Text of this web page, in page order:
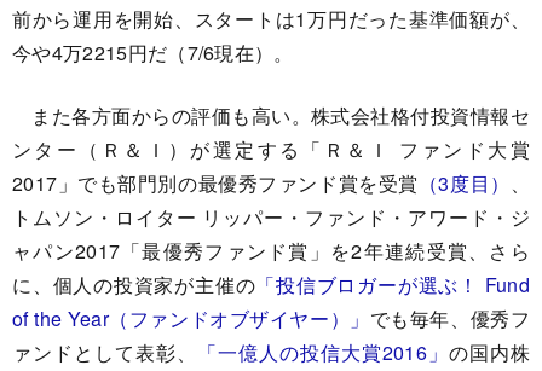
前から運用を開始、スタートは1万円だった基準価額が、
今や4万2215円だ（7/6現在）。
また各方面からの評価も高い。株式会社格付投資情報セ
ンター（Ｒ＆Ｉ）が選定する「Ｒ＆Ｉ ファンド大賞
2017」でも部門別の最優秀ファンド賞を受賞 （3度目） 、
トムソン・ロイター リッパー・ファンド・アワード・ジ
ャパン2017「最優秀ファンド賞」を2年連続受賞、さら
に、個人の投資家が主催の 「投信ブロガーが選ぶ！ Fund
of the Year（ファンドオブザイヤー）」 でも毎年、優秀フ
ァンドとして表彰、
「一億人の投信大賞2016」 の国内株